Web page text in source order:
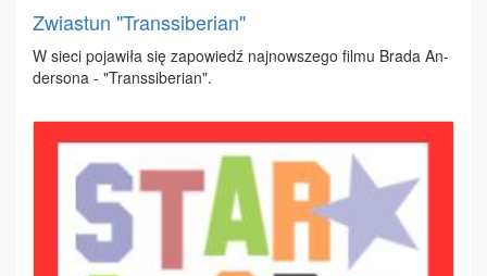
Zwiastun "Transsiberian"
W sie­ci po­ja­wi­ła się za­po­wiedź naj­now­sze­go fil­mu Bra­da An­
der­so­na - "Trans­si­be­rian".